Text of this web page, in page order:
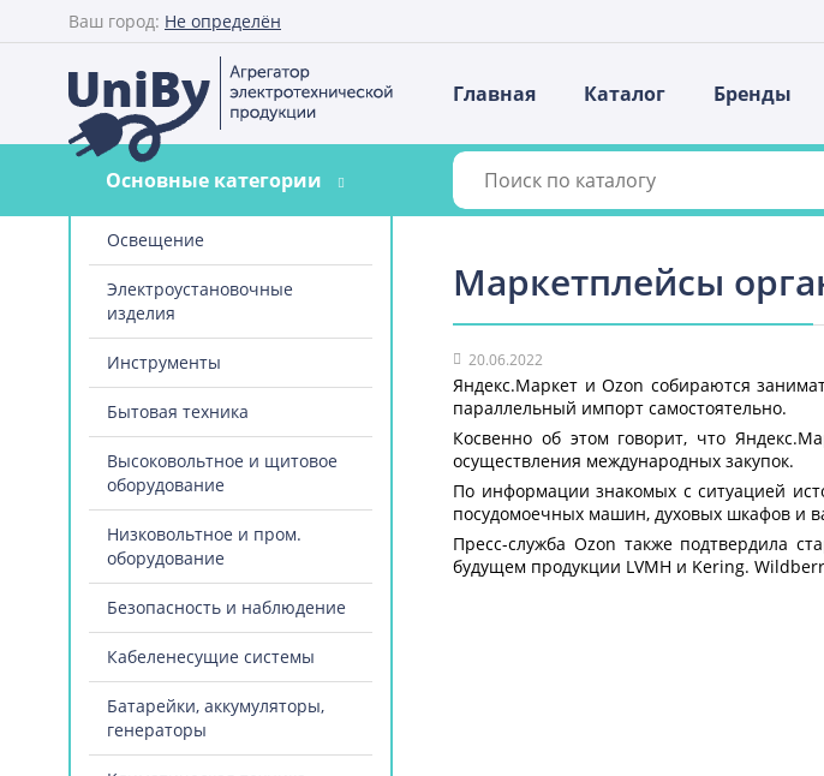
Ваш город: Не определён
Главная Каталог Бренды
Основные категории
Освещение
Электроустановочные
изделия
Инструменты
Бытовая техника
Высоковольтное и щитовое
оборудование
Низковольтное и пром.
оборудование
Безопасность и наблюдение
Кабеленесущие системы
Батарейки, аккумуляторы,
генераторы
Маркетплейсы
20.06.2022
Яндекс.Маркет и Ozon собираются
параллельный импорт самостоятельно.
Косвенно об этом говорит, что
осуществления международных закупок.
По информации знакомых с ситуацией
посудомоечных машин, духовых шкафов и
Пресс-служба Ozon также подтвердила
будущем продукции LVMH и Kering.